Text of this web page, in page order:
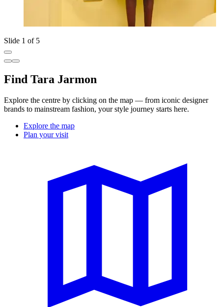
Slide 1 of 5
Find Tara Jarmon
Explore the centre by clicking on the map — from iconic designer
brands to mainstream fashion, your style journey starts here.
Explore the map
Plan your visit